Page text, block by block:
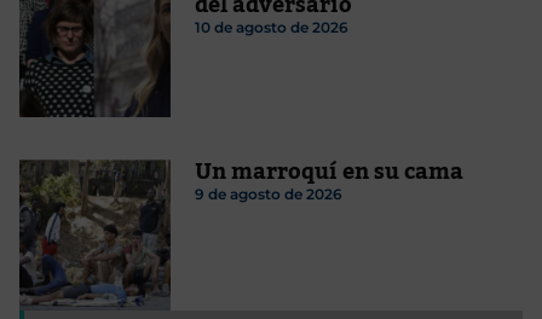
10 de agosto de 2026
Un marroquí en su cama
9 de agosto de 2026